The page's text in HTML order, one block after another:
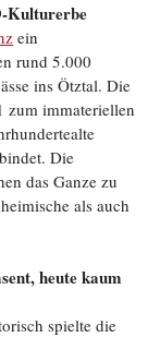
Kulturerbe
ein
rund 5.000
ins Ötztal. Die
zum immateriellen
Die
das Ganze zu
als auch
heute kaum
spielte die